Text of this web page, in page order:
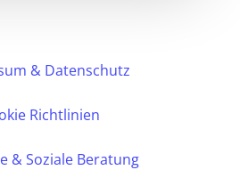
& Datenschutz
Richtlinien
& Soziale Beratung